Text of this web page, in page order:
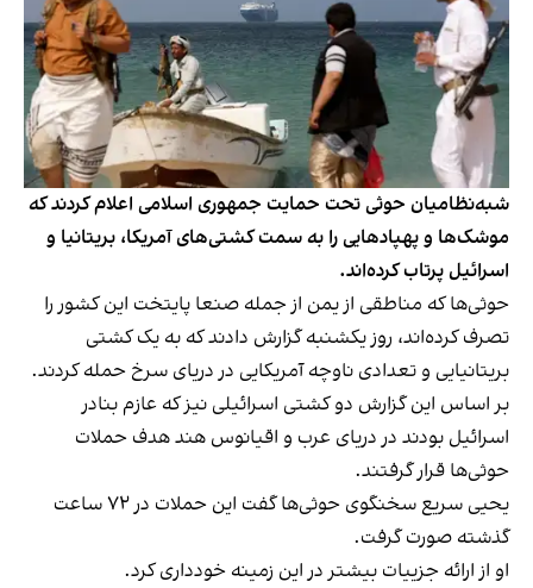
شبه‌نظامیان حوثی تحت حمایت جمهوری اسلامی اعلام کردند که
موشک‌ها و پهپادهایی را به سمت کشتی‌های آمریکا، بریتانیا و
اسرائیل پرتاب کرده‌اند.
حوثی‌ها که مناطقی از یمن از جمله صنعا پایتخت این کشور را
تصرف کرده‌اند، روز یکشنبه گزارش دادند که به یک کشتی
بریتانیایی و تعدادی ناوچه آمریکایی در دریای سرخ حمله کردند.
بر اساس این گزارش دو کشتی اسرائیلی نیز که عازم بنادر
اسرائیل بودند در دریای عرب و اقیانوس هند هدف حملات
حوثی‌ها قرار گرفتند.
یحیی سریع سخنگوی حوثی‌ها گفت این حملات در ۷۲ ساعت
گذشته صورت گرفت.
او از ارائه جزییات بیشتر در این زمینه خودداری کرد.